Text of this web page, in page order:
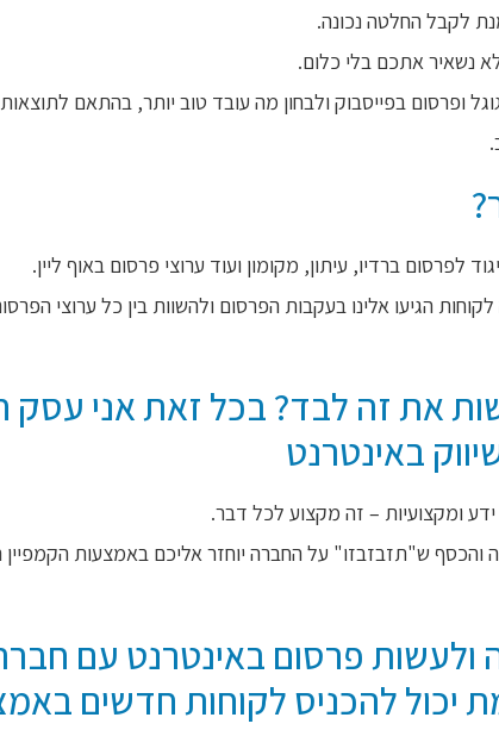
לקבל החלטה נכונה.
נשאיר אתכם בלי כלום.
ופרסום בפייסבוק ולבחון מה עובד טוב יותר, בהתאם
לפרסום ברדיו, עיתון, מקומון ועוד ערוצי פרסום באוף ליין.
הגיעו אלינו בעקבות הפרסום ולהשוות בין כל ערוצי
את זה לבד? בכל זאת אני
באינטרנט
ומקצועיות – זה מקצוע לכל דבר.
ש"תזבזבזו" על החברה יוחזר אליכם באמצעות הקמפיין
ולעשות פרסום באינטרנט עם
יכול להכניס לקוחות חדשים